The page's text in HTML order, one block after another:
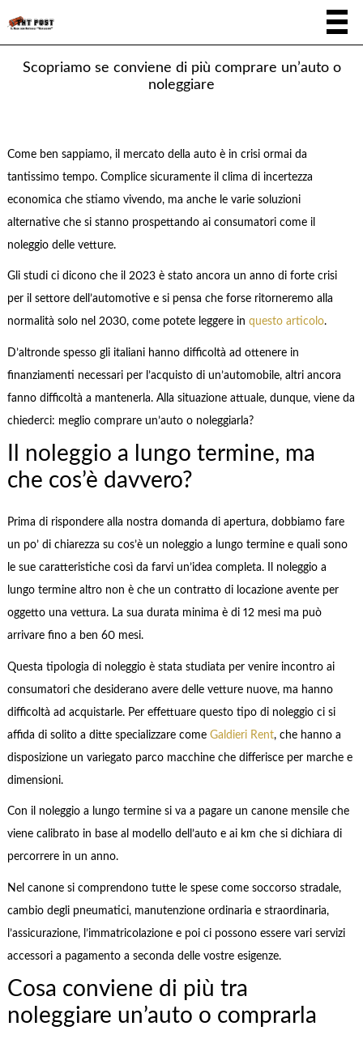
Scopriamo se conviene di più comprare un’auto o
noleggiare
Come ben sappiamo, il mercato della auto è in crisi ormai da
tantissimo tempo. Complice sicuramente il clima di incertezza
economica che stiamo vivendo, ma anche le varie soluzioni
alternative che si stanno prospettando ai consumatori come il
noleggio delle vetture.
Gli studi ci dicono che il 2023 è stato ancora un anno di forte crisi
per il settore dell’automotive e si pensa che forse ritorneremo alla
normalità solo nel 2030, come potete leggere in questo articolo.
D’altronde spesso gli italiani hanno difficoltà ad ottenere in
finanziamenti necessari per l’acquisto di un’automobile, altri ancora
fanno difficoltà a mantenerla. Alla situazione attuale, dunque, viene da
chiederci: meglio comprare un’auto o noleggiarla?
Il noleggio a lungo termine, ma
che cos’è davvero?
Prima di rispondere alla nostra domanda di apertura, dobbiamo fare
un po’ di chiarezza su cos’è un noleggio a lungo termine e quali sono
le sue caratteristiche così da farvi un’idea completa. Il noleggio a
lungo termine altro non è che un contratto di locazione avente per
oggetto una vettura. La sua durata minima è di 12 mesi ma può
arrivare fino a ben 60 mesi.
Questa tipologia di noleggio è stata studiata per venire incontro ai
consumatori che desiderano avere delle vetture nuove, ma hanno
difficoltà ad acquistarle. Per effettuare questo tipo di noleggio ci si
affida di solito a ditte specializzare come Galdieri Rent, che hanno a
disposizione un variegato parco macchine che differisce per marche e
dimensioni.
Con il noleggio a lungo termine si va a pagare un canone mensile che
viene calibrato in base al modello dell’auto e ai km che si dichiara di
percorrere in un anno.
Nel canone si comprendono tutte le spese come soccorso stradale,
cambio degli pneumatici, manutenzione ordinaria e straordinaria,
l’assicurazione, l’immatricolazione e poi ci possono essere vari servizi
accessori a pagamento a seconda delle vostre esigenze.
Cosa conviene di più tra
noleggiare un’auto o comprarla